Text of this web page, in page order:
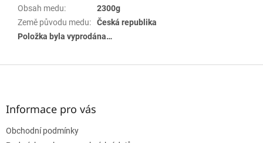
Obsah medu:
2300g
Země původu medu:
Česká republika
Položka byla vyprodána…
Z
Informace pro vás
Obchodní podmínky